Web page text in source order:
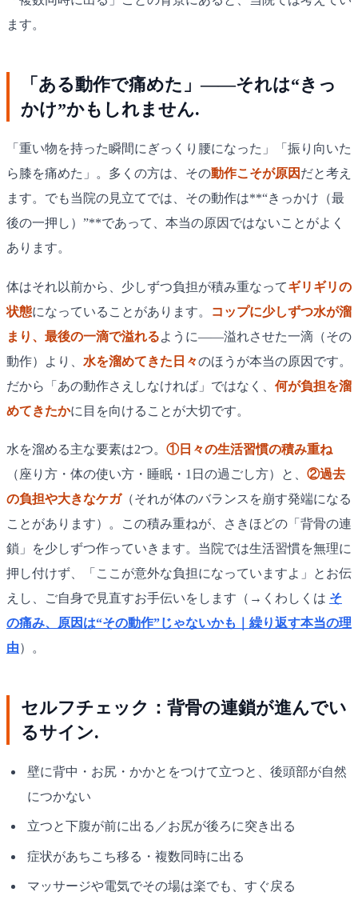
ます。
「ある動作で痛めた」——それは“きっ
かけ”かもしれません.
「重い物を持った瞬間にぎっくり腰になった」「振り向いた
ら膝を痛めた」。多くの方は、その動作こそが原因 だと考え
ます。でも当院の見立てでは、その動作は**“きっかけ（最
後の一押し）”**であって、本当の原因ではないことがよく
あります。
体はそれ以前から、少しずつ負担が積み重なってギリギリの
状態になっていることがあります。
コップに少しずつ水が溜
まり、最後の一滴で溢れるように——溢れさせた一滴（その
動作）より、 水を溜めてきた日々のほうが本当の原因です。
だから「あの動作さえしなければ」ではなく、 何が負担を溜
めてきたかに目を向けることが大切です。
水を溜める主な要素は2つ。 ①日々の生活習慣の積み重ね
（座り方・体の使い方・睡眠・1日の過ごし方）と、 ②過去
の負担や大きなケガ（それが体のバランスを崩す発端になる
ことがあります）。この積み重ねが、さきほどの「背骨の連
鎖」を少しずつ作っていきます。当院では生活習慣を無理に
押し付けず、「ここが意外な負担になっていますよ」とお伝
えし、ご自身で見直すお手伝いをします（→くわしくは そ
の痛み、原因は“その動作”じゃないかも｜繰り返す本当の理
由）。
セルフチェック：背骨の連鎖が進んでい
るサイン.
壁に背中・お尻・かかとをつけて立つと、後頭部が自然
につかない
立つと下腹が前に出る／お尻が後ろに突き出る
症状があちこち移る・複数同時に出る
マッサージや電気でその場は楽でも、すぐ戻る